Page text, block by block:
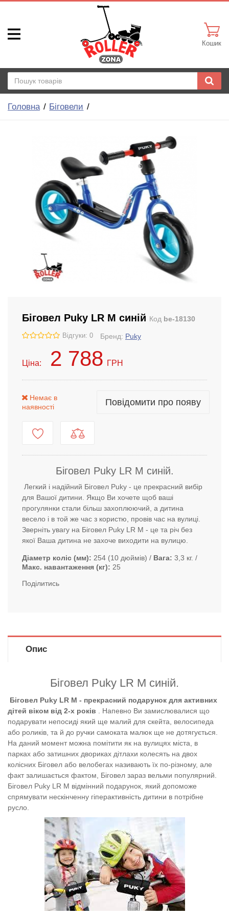
Кошик
Головна Біговели
Біговел Puky LR M синій Код be-18130
Відгуки: 0 Бренд: Puky
Ціна: 2 788 ГРН
Немає в
наявності
Повідомити про появу
Біговел Puky LR M синій.
Легкий і надійний Біговел Puky - це прекрасний вибір
для Вашої дитини. Якщо Ви хочете щоб ваші
прогулянки стали більш захоплюючий, а дитина
весело і в той же час з користю, провів час на вулиці.
Зверніть увагу на Біговел Puky LR M - це та річ без
якої Ваша дитина не захоче виходити на вулицю.
Діаметр коліс (мм) 254 (10 дюймів) Вага 3,3 кг.
Макс. навантаження (кг)
25
Поділитись
Опис
Біговел Puky LR M синій.
Біговел Puky LR M - прекрасний подарунок для активних
дітей віком від 2-х років
. Напевно Ви замислювалися що
подарувати непосиді який ще малий для скейта, велосипеда
або роликів, та й до ручки самоката малюк ще не дотягується.
На даний момент можна помітити як на вулицях міста, в
парках або затишних двориках дітлахи колесять на двох
колісних Біговел або велобегах називають їх по-різному, але
факт залишається фактом, Біговел зараз вельми популярний.
Біговел Puky LR M відмінний подарунок, який допоможе
спрямувати нескінченну гіперактивність дитини в потрібне
русло.